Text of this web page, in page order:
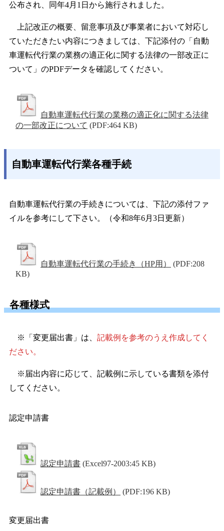
公布され、同年4月1日から施行されました。
上記改正の概要、留意事項及び事業者において対応し
ていただきたい内容につきましては、下記添付の「自動
車運転代行業の業務の適正化に関する法律の一部改正に
ついて」のPDFデータを確認してください。
自動車運転代行業の業務の適正化に関する法律
の一部改正について (PDF:464 KB)
自動車運転代行業各種手続
自動車運転代行業の手続きについては、下記の添付ファ
イルを参考にして下さい。（令和8年6月3日更新）
自動車運転代行業の手続き（HP用）
(PDF:208
KB)
各種様式
※「変更届出書」は、 記載例を参考のうえ作成してく
ださい。
※届出内容に応じて、記載例に示している書類を添付
してください。
認定申請書
認定申請書 (Excel97-2003:45 KB)
認定申請書（記載例） (PDF:196 KB)
変更届出書